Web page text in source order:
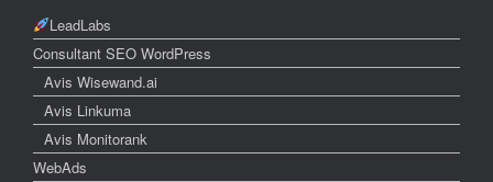
LeadLabs
Consultant SEO WordPress
Avis Wisewand.ai
Avis Linkuma
Avis Monitorank
WebAds